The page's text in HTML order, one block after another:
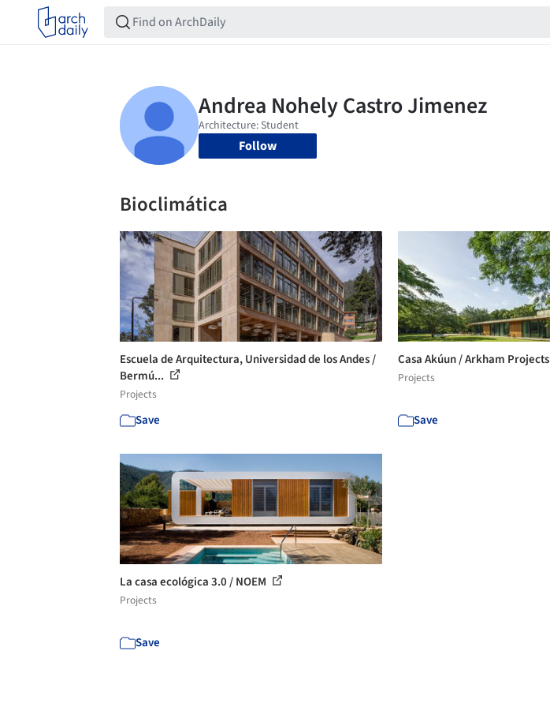
Follow
Bioclimática
Escuela de Arquitectura, Universidad de los Andes /
Bermú...
Projects
Save
Casa Akúun / Arkham Projects
Projects
Save
La casa ecológica 3.0 / NOEM
Projects
Save